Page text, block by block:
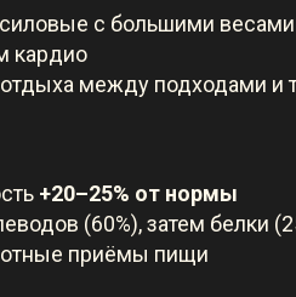
с большими
кардио
между подходами и
+20–25% от нормы
(60%), затем белки
приёмы пищи